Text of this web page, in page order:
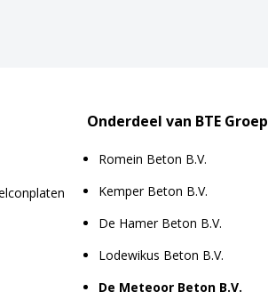
Onderdeel van BTE Groep
Romein Beton B.V.
Kemper Beton B.V.
De Hamer Beton B.V.
Lodewikus Beton B.V.
De Meteoor Beton B.V.